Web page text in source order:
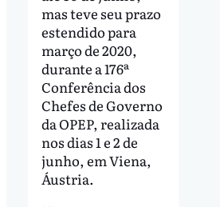
mas teve seu prazo
estendido para
março de 2020,
durante a 176ª
Conferência dos
Chefes de Governo
da OPEP, realizada
nos dias 1 e 2 de
junho, em Viena,
Áustria.